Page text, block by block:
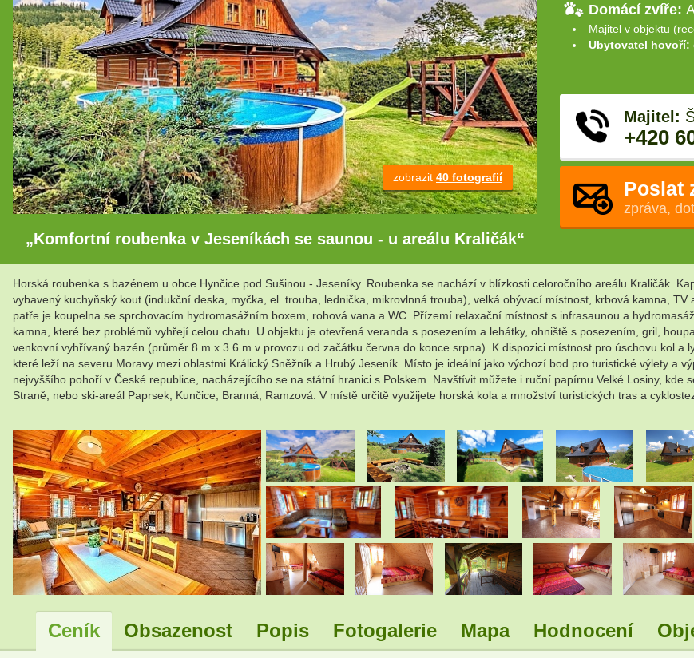
zobrazit 40 fotografií
„Komfortní roubenka v Jeseníkách se saunou - u areálu Kraličák“
Domácí zvíře:
Majitel v objektu
Ubytovatel hovoří:
Majitel:
+420
Poslat
zpráva,
Horská roubenka s bazénem u obce Hynčice pod Sušinou - Jeseníky. Roubenka se nachází v blízkosti celoročního areálu Kraličák.
vybavený kuchyňský kout (indukční deska, myčka, el. trouba, lednička, mikrovlnná trouba), velká obývací místnost, krbová kamna,
patře je koupelna se sprchovacím hydromasážním boxem, rohová vana a WC. Přízemí relaxační místnost s infrasaunou a
kamna, které bez problémů vyhřejí celou chatu. U objektu je otevřená veranda s posezením a lehátky, ohniště s posezením, gril,
venkovní vyhřívaný bazén (průměr 8 m x 3.6 m v provozu od začátku června do konce srpna). K dispozici místnost pro úschovu kol a
které leží na severu Moravy mezi oblastmi Králický Sněžník a Hrubý Jeseník. Místo je ideální jako výchozí bod pro turistické výlety a
nejvyššího pohoří v České republice, nacházejícího se na státní hranici s Polskem. Navštívit můžete i ruční papírnu Velké Losiny,
Straně, nebo ski-areál Paprsek, Kunčice, Branná, Ramzová. V místě určitě využijete horská kola a množství turistických tras a
Ceník Obsazenost Popis Fotogalerie Mapa Hodnocení